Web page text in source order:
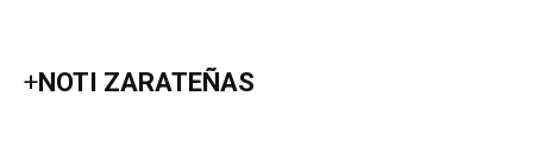
+NOTI ZARATEÑAS